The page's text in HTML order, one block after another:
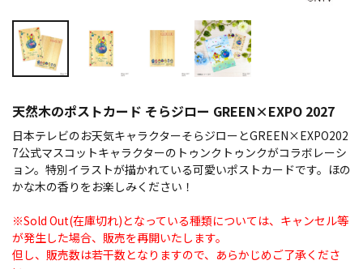
天然木のポストカード そらジロー GREEN×EXPO 2027
日本テレビのお天気キャラクターそらジローとGREEN×EXPO202
7公式マスコットキャラクターのトゥンクトゥンクがコラボレーシ
ョン。特別イラストが描かれている可愛いポストカードです。ほの
かな木の香りをお楽しみください！
※Sold Out(在庫切れ)となっている種類については、キャンセル等
が発生した場合、販売を再開いたします。
但し、販売数は若干数となりますので、あらかじめご了承くださ